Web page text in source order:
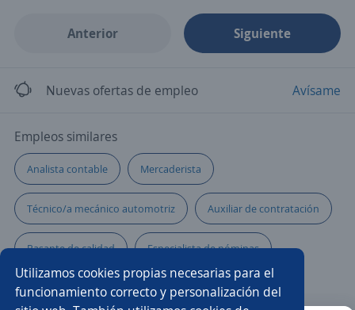
Utilizamos cookies propias necesarias para el
funcionamiento correcto y personalización del
Anterior Siguiente
Nuevas ofertas de empleo Avísame
Empleos similares
Analista contable Mercaderista
Técnico/a mecánico automotriz Auxiliar de contratación
Pasante de calidad Especialista de nóminas
Vendedora Auxiliar reclutamiento